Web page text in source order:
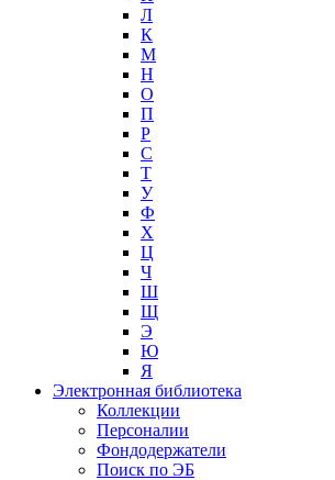
Л
К
М
Н
О
П
Р
С
Т
У
Ф
Х
Ц
Ч
Ш
Щ
Э
Ю
Я
Электронная библиотека
Коллекции
Персоналии
Фондодержатели
Поиск по ЭБ